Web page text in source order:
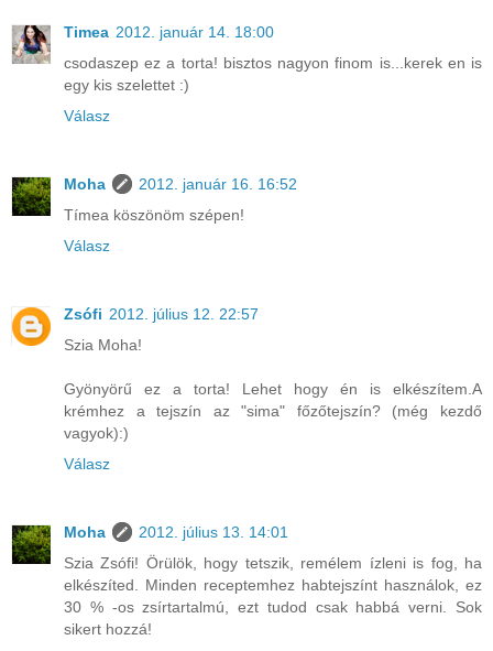
Timea 2012. január 14. 18:00
csodaszep ez a torta! bisztos nagyon finom is...kerek en is
egy kis szelettet :)
Válasz
Moha
2012. január 16. 16:52
Tímea köszönöm szépen!
Válasz
Zsófi 2012. július 12. 22:57
Szia Moha!
Gyönyörű ez a torta! Lehet hogy én is elkészítem.A
krémhez a tejszín az "sima" főzőtejszín? (még kezdő
vagyok):)
Válasz
Moha
2012. július 13. 14:01
Szia Zsófi! Örülök, hogy tetszik, remélem ízleni is fog, ha
elkészíted. Minden receptemhez habtejszínt használok, ez
30 % -os zsírtartalmú, ezt tudod csak habbá verni. Sok
sikert hozzá!